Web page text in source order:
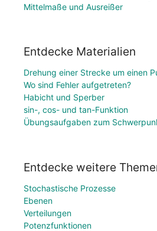
Mittelmaße und Ausreißer
Entdecke Materialien
Drehung einer Strecke um einen
Wo sind Fehler aufgetreten?
Habicht und Sperber
sin-, cos- und tan-Funktion
Übungsaufgaben zum
Entdecke weitere
Stochastische Prozesse
Ebenen
Verteilungen
Potenzfunktionen